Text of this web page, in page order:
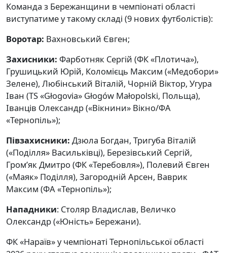
Команда з Бережанщини в чемпіонаті області
виступатиме у такому складі (9 нових футболістів):
Воротар: Вахновський Євген;
Захисники: Фарботняк Сергій (ФК «Плотича»),
Грушицький Юрій, Коломієць Максим («Медобори»
Зелене), Любінський Віталій, Чорній Віктор, Угура
Іван (TS «Głogovia» Głogów Małopolski, Польща),
Іванців Олександр («Вікнини» Вікно/ФА
«Тернопіль»);
Півзахисники: Дзюла Богдан, Тригуба Віталій
(«Поділля» Васильківці), Березівський Сергій,
Гром’як Дмитро (ФК «Теребовля»), Полевий Євген
(«Маяк» Поділля), Загородній Арсен, Ваврик
Максим (ФА «Тернопіль»);
Нападники: Столяр Владислав, Величко
Олександр («Юність» Бережани).
ФК «Нараїв» у чемпіонаті Тернопільської області